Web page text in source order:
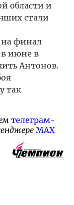
области и
стали
на финал
июне в
Антонов.
так
телеграм-
MAX